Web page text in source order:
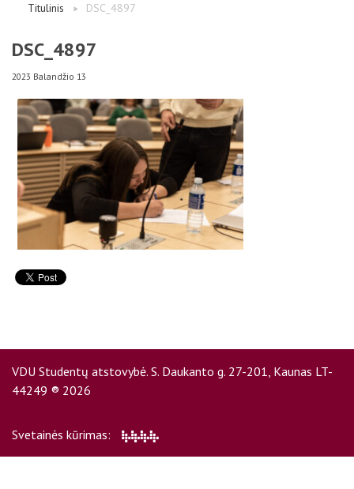
D.U.K
Kontaktai
Privatumo politika
Titulinis DSC_4897
DSC_4897
2023 Balandžio 13
VDU Studentų atstovybė. S. Daukanto g. 27-201, Kaunas LT-
44249 ® 2026
Svetainės kūrimas: